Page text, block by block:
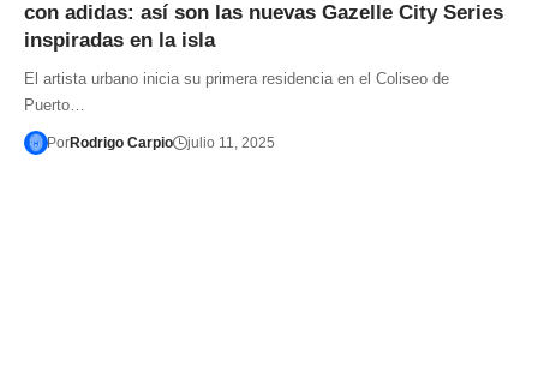
con adidas: así son las nuevas Gazelle City Series
inspiradas en la isla
El artista urbano inicia su primera residencia en el Coliseo de
Puerto…
PorRodrigo Carpio julio 11, 2025